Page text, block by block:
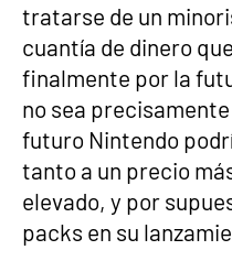
tratarse de un
cuantía de dinero
finalmente por la
no sea
futuro Nintendo
tanto a un precio
elevado, y por
packs en su